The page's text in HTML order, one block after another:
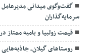
گفت‌وگوی میدانی مدیرعامل
سرمایه‌گذاران
قیمت زولبیا و بامیه ممتاز در گیلان ۴۵۰
روستاهای گیلان،